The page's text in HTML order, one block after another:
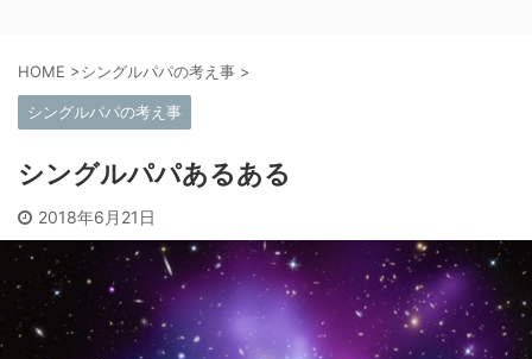
HOME >シングルパパの考え事 >
シングルパパの考え事
シングルパパあるある
2018年6月21日